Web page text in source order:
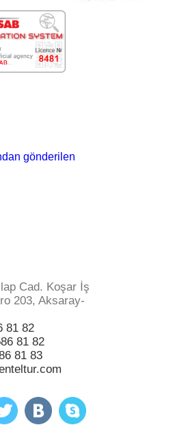
gönderilen
Cad. Koşar İş
203, Aksaray-
81 82
81 82
81 83